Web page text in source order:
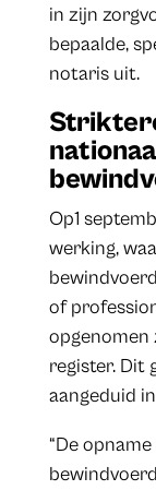
in zijn
bepaalde,
notaris uit.
Op1
werking,
of
opgenomen
register. Dit
aangeduid
“De